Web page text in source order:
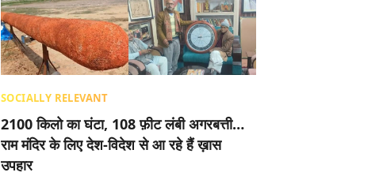
SOCIALLY RELEVANT
2100 किलो का घंटा, 108 फ़ीट लंबी अगरबत्ती…
राम मंदिर के लिए देश-विदेश से आ रहे हैं ख़ास
उपहार